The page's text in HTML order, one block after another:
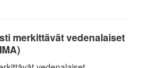
merkittävät vedenalaiset